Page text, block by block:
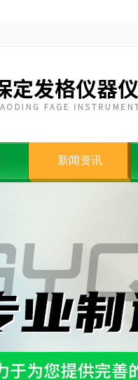
新闻资讯